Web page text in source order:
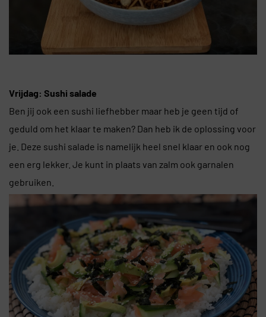
Vrijdag: Sushi salade
Ben jij ook een sushi liefhebber maar heb je geen tijd of
geduld om het klaar te maken? Dan heb ik de oplossing voor
je. Deze sushi salade is namelijk heel snel klaar en ook nog
een erg lekker. Je kunt in plaats van zalm ook garnalen
gebruiken.